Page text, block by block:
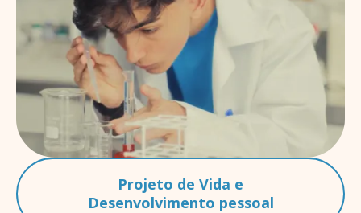
Projeto de Vida e
Desenvolvimento pessoal